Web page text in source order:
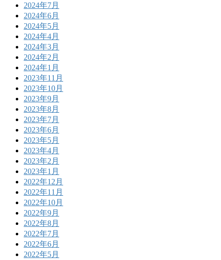
2024年7月
2024年6月
2024年5月
2024年4月
2024年3月
2024年2月
2024年1月
2023年11月
2023年10月
2023年9月
2023年8月
2023年7月
2023年6月
2023年5月
2023年4月
2023年2月
2023年1月
2022年12月
2022年11月
2022年10月
2022年9月
2022年8月
2022年7月
2022年6月
2022年5月